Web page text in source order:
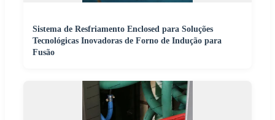
Sistema de Resfriamento Enclosed para Soluções
Tecnológicas Inovadoras de Forno de Indução para
Fusão